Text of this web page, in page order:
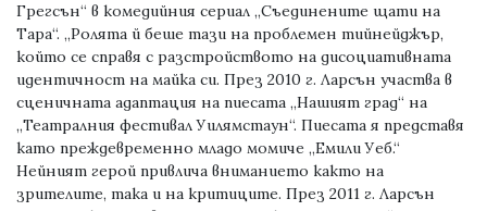
Грегсън“ в комедийния сериал „Съединените щати на
Тара“. „Ролята й беше тази на проблемен тийнейджър,
който се справя с разстройството на дисоциативната
идентичност на майка си. През 2010 г. Ларсън участва в
сценичната адаптация на пиесата „Нашият град“ на
„Театралния фестивал Уилямстаун“. Пиесата я представя
като преждевременно младо момиче „Емили Уеб.“
Нейният герой привлича вниманието както на
зрителите, така и на критиците. През 2011 г. Ларсън